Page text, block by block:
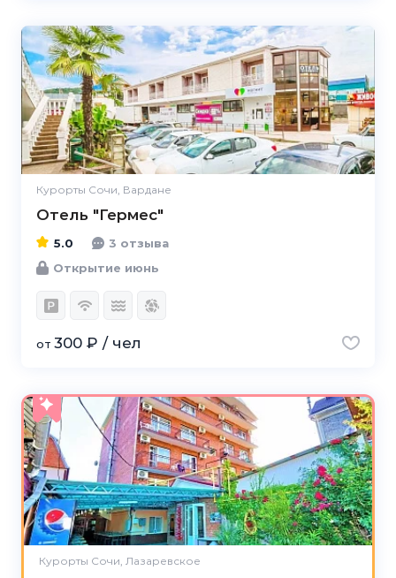
Курорты Сочи, Вардане
Отель "Гермес"
5.0
3 отзыва
Открытие июнь
от 300 ₽ / чел
Курорты Сочи, Лазаревское